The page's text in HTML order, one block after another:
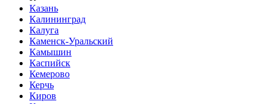
Казань
Калининград
Калуга
Каменск-Уральский
Камышин
Каспийск
Кемерово
Керчь
Киров